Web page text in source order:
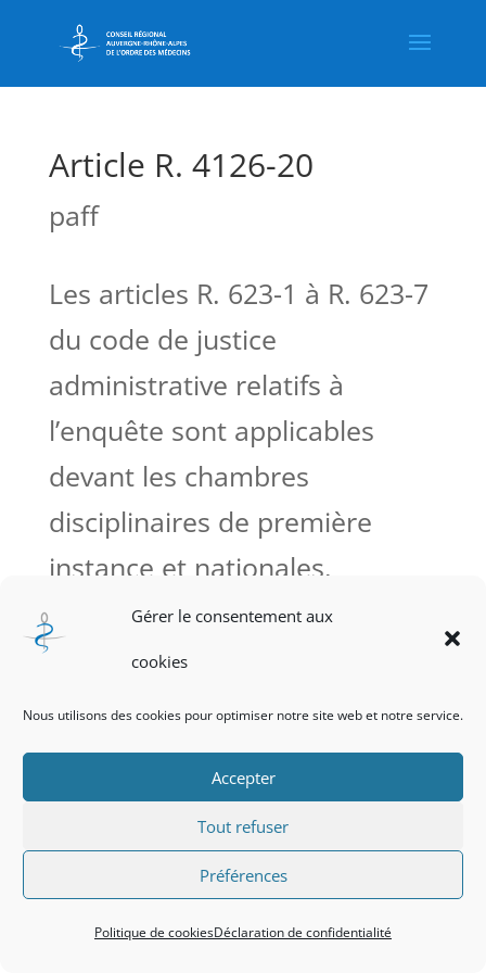
Gérer le consentement aux
cookies
Nous utilisons des cookies pour optimiser notre site web et notre service.
Accepter
Tout refuser
Préférences
Politique de cookiesDéclaration de confidentialité
Article R. 4126-20
paff
Les articles R. 623-1 à R. 623-7
du code de justice
administrative relatifs à
l’enquête sont applicables
devant les chambres
disciplinaires de première
instance et nationales.
Déclaration de confidentialité
© CROM-AURA - 2024